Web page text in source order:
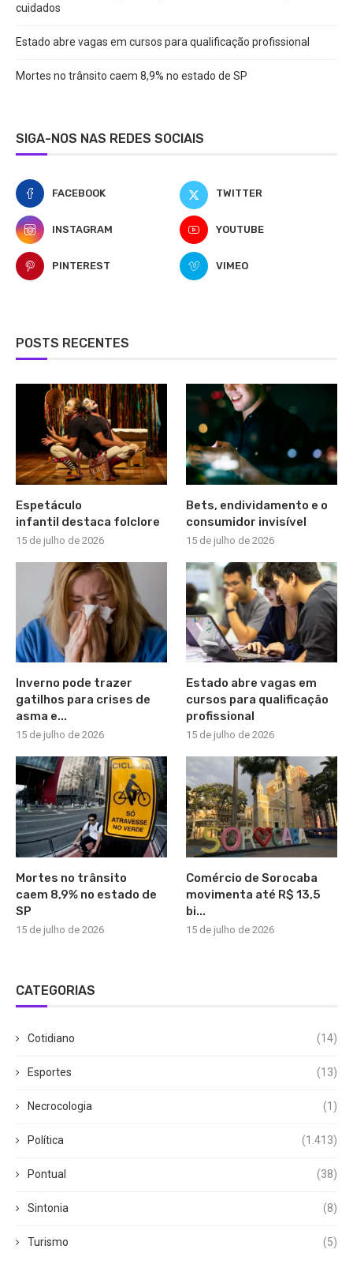
cuidados
Estado abre vagas em cursos para qualificação profissional
Mortes no trânsito caem 8,9% no estado de SP
SIGA-NOS NAS REDES SOCIAIS
FACEBOOK TWITTER
INSTAGRAM YOUTUBE
PINTEREST VIMEO
POSTS RECENTES
Espetáculo
infantil destaca folclore
15 de julho de 2026
Bets, endividamento e o
consumidor invisível
15 de julho de 2026
Inverno pode trazer
gatilhos para crises de
asma e...
15 de julho de 2026
Estado abre vagas em
cursos para qualificação
profissional
15 de julho de 2026
Mortes no trânsito
caem 8,9% no estado de
SP
15 de julho de 2026
Comércio de Sorocaba
movimenta até R$ 13,5
bi...
15 de julho de 2026
CATEGORIAS
Cotidiano (14)
Esportes (13)
Necrocologia (1)
Política (1.413)
Pontual (38)
Sintonia (8)
Turismo (5)